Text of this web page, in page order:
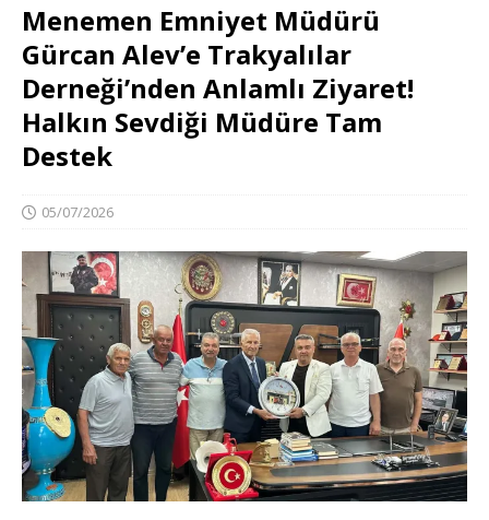
Menemen Emniyet Müdürü
Gürcan Alev’e Trakyalılar
Derneği’nden Anlamlı Ziyaret!
Halkın Sevdiği Müdüre Tam
Destek
05/07/2026